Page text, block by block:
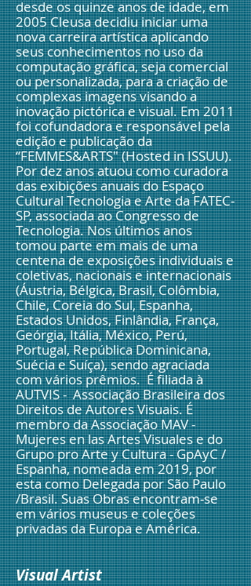
desde os quinze anos de idade, em
2005 Cleusa decidiu iniciar uma
nova carreira artística aplicando
seus conhecimentos no uso da
computação gráfica, seja comercial
ou personalizada, para a criação de
complexas imagens visando a
inovação pictórica e visual. Em 2011
foi cofundadora e responsável pela
edição e publicação da
“FEMMES&ARTS" (Hosted in ISSUU).
Por dez anos atuou como curadora
das exibições anuais do Espaço
Cultural Tecnologia e Arte da FATEC-
SP, associada ao Congresso de
Tecnologia. Nos últimos anos
tomou parte em mais de uma
centena de exposições individuais e
coletivas, nacionais e internacionais
(Áustria, Bélgica, Brasil, Colômbia,
Chile,Coreia do Sul,Espanha,
Estados Unidos, Finlândia, França,
Geórgia,Itália,México, Perú,
Portugal,República Dominicana,
Suécia e Suíça), sendo agraciada
com vários prêmios. É filiada à
AUTVIS - Associação Brasileira dos
Direitos de Autores Visuais. É
membro da Associação MAV -
Mujeres en las Artes Visuales e do
Grupo pro Arte y Cultura - GpAyC/
Espanha, nomeada em 2019, por
esta como Delegada por São Paulo
/Brasil. Suas Obras encontram-se
em vários museus e coleções
privadas da Europa e América.
Visual Artist